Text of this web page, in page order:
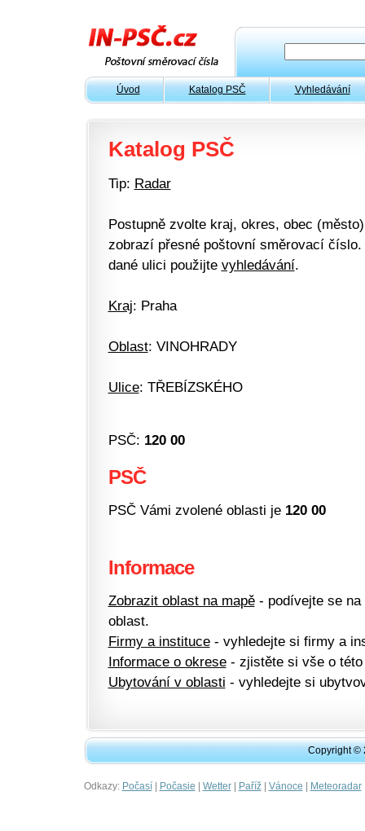
Úvod Katalog PSČ Vyhledávání
Katalog PSČ
Tip: Radar
Postupně zvolte kraj, okres, obec
zobrazí přesné poštovní směrovací
dané ulici použijte vyhledávání.
Kraj: Praha
Oblast: VINOHRADY
Ulice: TŘEBÍZSKÉHO
PSČ: 120 00
PSČ
PSČ Vámi zvolené oblasti je 120 00
Informace
Zobrazit oblast na mapě- podívejte se na
oblast.
Firmy a instituce- vyhledejte si firmy a
Informace o okrese- zjistěte si vše o této
Ubytování v oblasti - vyhledejte si
Copyright ©
Odkazy: Počasí| Počasie | Wetter| Paříž| Vánoce | Meteoradar